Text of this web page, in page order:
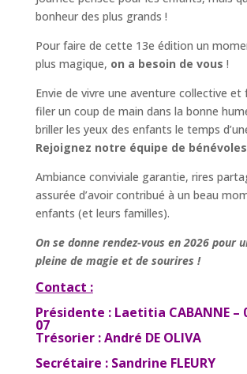
bonheur des plus grands !
Pour faire de cette 13e édition un
plus magique, on a besoin de vous !
Envie de vivre une aventure collective et
filer un coup de main dans la bonne
briller les yeux des enfants le temps
Rejoignez notre équipe de
Ambiance conviviale garantie, rires
assurée d’avoir contribué à un beau
enfants (et leurs familles).
On se donne rendez-vous en 2026 pour
pleine de magie et de sourires !
Contact :
Présidente : Laetitia CABANNE –
07
Trésorier : André DE
Secrétaire : Sandrine FLEURY